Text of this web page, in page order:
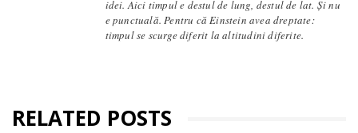
idei. Aici timpul e destul de lung, destul de lat. Și nu
e punctuală. Pentru că Einstein avea dreptate:
timpul se scurge diferit la altitudini diferite.
RELATED POSTS